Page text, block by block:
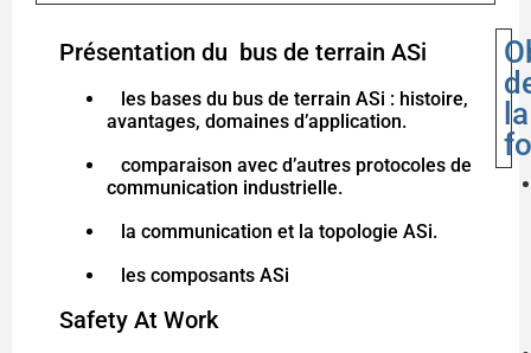
Présentation du bus de terrain ASi
les bases du bus de terrain ASi : histoire,
avantages, domaines d’application.
comparaison avec d’autres protocoles de
communication industrielle.
la communication et la topologie ASi.
les composants ASi
Safety At Work
la